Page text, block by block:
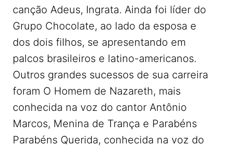
canção Adeus, Ingrata. Ainda foi líder do
Grupo Chocolate, ao lado da esposa e
dos dois filhos, se apresentando em
palcos brasileiros e latino-americanos.
Outros grandes sucessos de sua carreira
foram O Homem de Nazareth, mais
conhecida na voz do cantor Antônio
Marcos, Menina de Trança e Parabéns
Parabéns Querida, conhecida na voz do